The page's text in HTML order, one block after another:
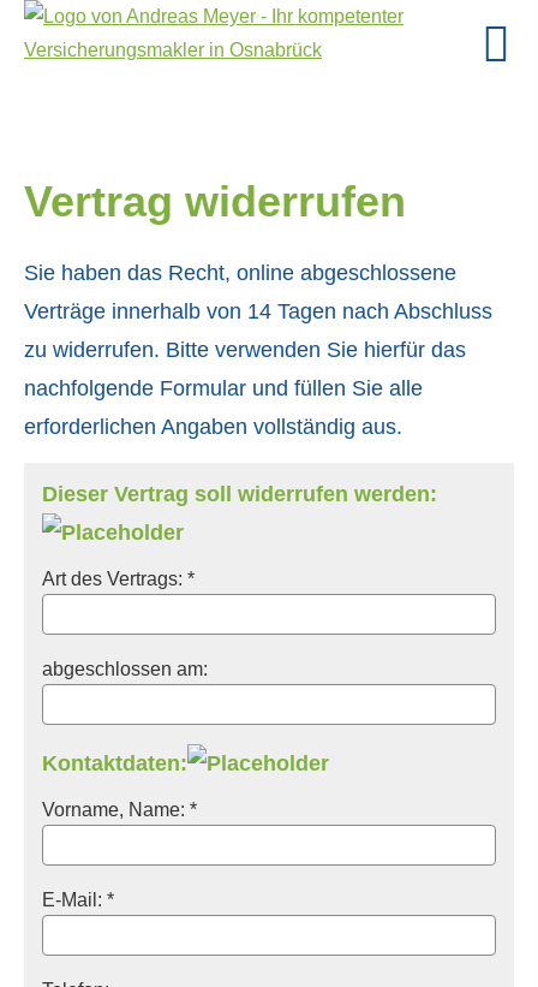
Vertrag widerrufen
Sie haben das Recht, online abgeschlossene
Verträge innerhalb von 14 Tagen nach Abschluss
zu widerrufen. Bitte verwenden Sie hierfür das
nachfolgende Formular und füllen Sie alle
erforderlichen Angaben vollständig aus.
Dieser Vertrag soll widerrufen werden:
Art des Vertrags: *
abgeschlossen am:
Kontaktdaten:
Vorname, Name: *
E-Mail: *